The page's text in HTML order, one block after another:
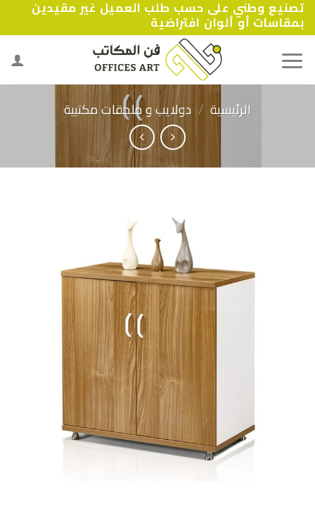
Skip
to
content
تصنيع وطني على حسب طلب العميل غير مقيدين
بمقاسات أو ألوان افتراضية
الرئيسية / دولايب و ملحقات مكتبية